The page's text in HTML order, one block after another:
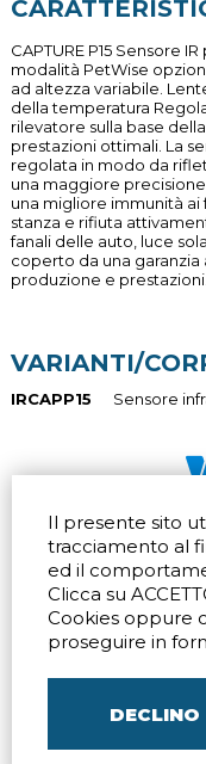
Il presente sito
tracciamento al
ed il
Clicca su
Cookies oppure
proseguire in
DECLINO
CAPTURE P15 Sensore
modalità PetWise
ad altezza variabile.
della temperatura
rilevatore sulla base
prestazioni ottimali. La
regolata in modo da
una maggiore
una migliore immunità ai
stanza e rifiuta
fanali delle auto, luce
coperto da una
produzione e prestazioni.
VARIANTI/
IRCAPP15 Sensore
Via dell'artigianato
20865 Usmate Velate
Indicazioni
Via Pontina 583
Roma (RM) 00128
Tel.+39 06
Indicazioni Stradali
P.IVA